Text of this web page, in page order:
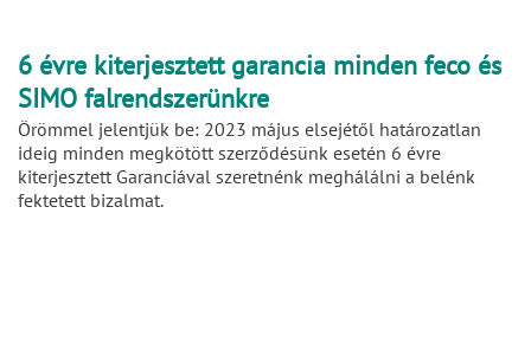
6 évre kiterjesztett garancia minden feco és
SIMO falrendszerünkre
Örömmel jelentjük be: 2023 május elsejétől határozatlan
ideig minden megkötött szerződésünk esetén 6 évre
kiterjesztett Garanciával szeretnénk meghálálni a belénk
fektetett bizalmat.